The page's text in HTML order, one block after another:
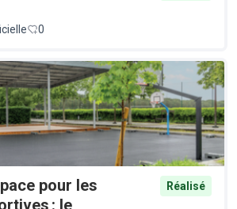
0
pour les
: le
Réalisé